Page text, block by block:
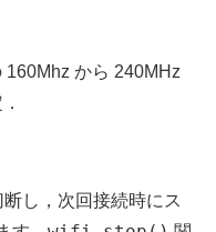
から 240MHz
し，次回接続時にス